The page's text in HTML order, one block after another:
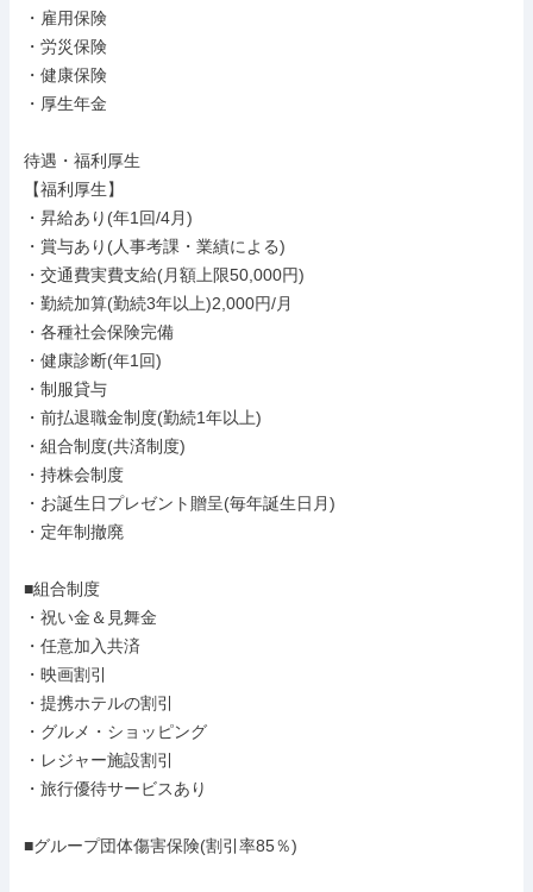
・雇用保険
・労災保険
・健康保険
・厚生年金
待遇・福利厚生
【福利厚生】
・昇給あり(年1回/4月)
・賞与あり(人事考課・業績による)
・交通費実費支給(月額上限50,000円)
・勤続加算(勤続3年以上)2,000円/月
・各種社会保険完備
・健康診断(年1回)
・制服貸与
・前払退職金制度(勤続1年以上)
・組合制度(共済制度)
・持株会制度
・お誕生日プレゼント贈呈(毎年誕生日月)
・定年制撤廃
■組合制度
・祝い金＆見舞金
・任意加入共済
・映画割引
・提携ホテルの割引
・グルメ・ショッピング
・レジャー施設割引
・旅行優待サービスあり
■グループ団体傷害保険(割引率85％)